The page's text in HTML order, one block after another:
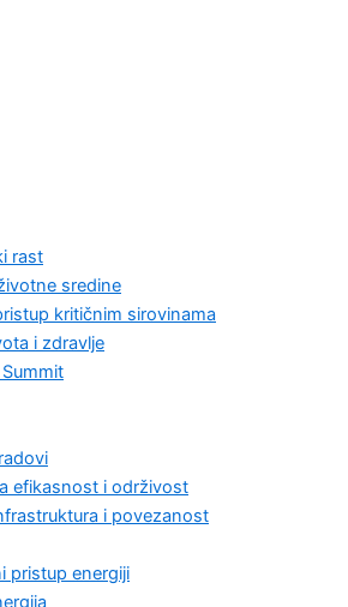
rast
sredine
kritičnim sirovinama
i zdravlje
efikasnost i održivost
i povezanost
pristup energiji